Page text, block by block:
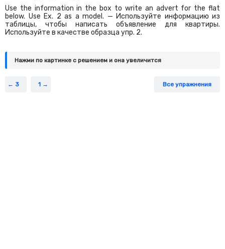
Use the information in the box to write an advert for the flat
below. Use Ex. 2 as a model. — Используйте информацию из
таблицы, чтобы написать объявление для квартиры.
Используйте в качестве образца упр. 2.
Нажми по картинке c решением и она увеличится
3 1 Все упражнения